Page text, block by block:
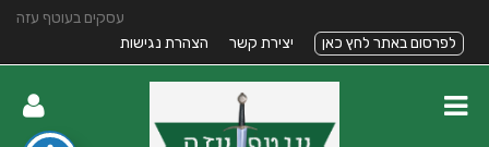
עסקים בעוטף עזה
לפרסום באתר לחץ כאן
יצירת קשר הצהרת נגישות